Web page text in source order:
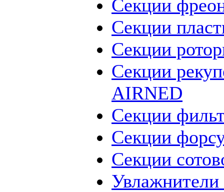
Секции
Секции
Cекции
Секции
AIRNED
Секции
Секции
Секции